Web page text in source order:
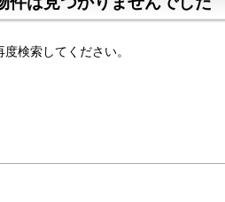
検索してください。